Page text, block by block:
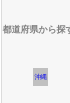
都道府県から探
沖縄